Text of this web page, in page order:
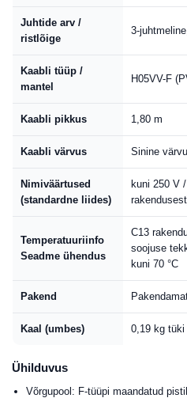
Juhtide arv /
ristlõige
3-
Kaabli tüüp /
mantel
H05VV-F
Kaabli pikkus 1,80 m
Kaabli värvus Sinine
Nimiväärtused
(standardne liides)
kuni 250 V
Temperatuuriinfo
Seadme ühendus
C13
soojuse
kuni 70 °C
Pakend
Kaal (umbes) 0,19 kg tüki
Ühilduvus
Võrgupool: F-tüüpi maandatud